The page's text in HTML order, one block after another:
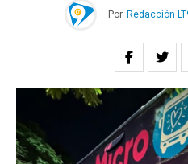
Por Redacción